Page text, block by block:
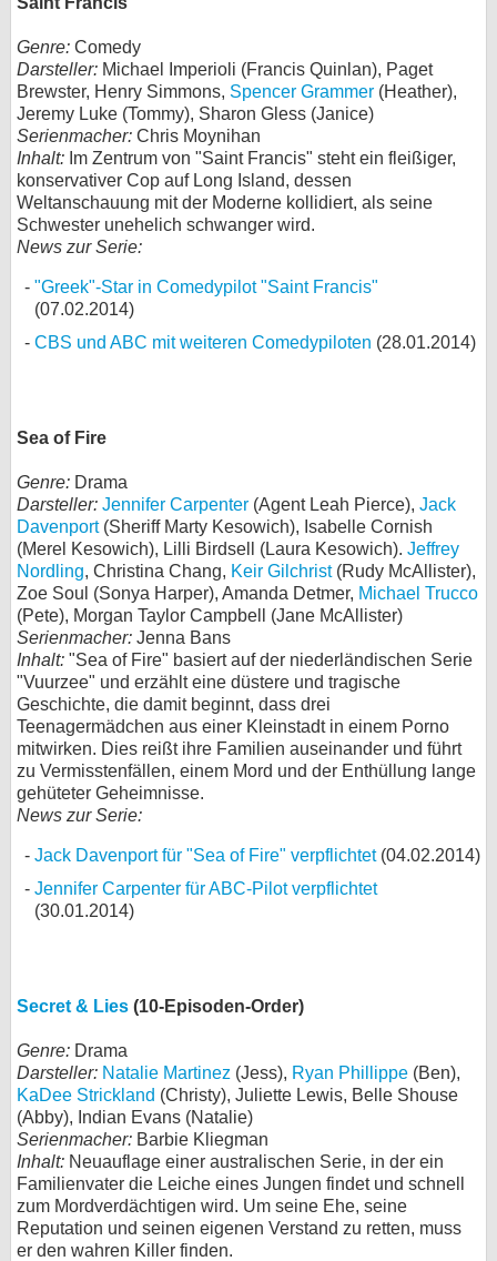
Genre: Comedy
Darsteller: Michael Imperioli (Francis Quinlan), Paget
Brewster, Henry Simmons, Spencer Grammer (Heather),
Jeremy Luke (Tommy), Sharon Gless (Janice)
Serienmacher: Chris Moynihan
Inhalt: Im Zentrum von "Saint Francis" steht ein fleißiger,
konservativer Cop auf Long Island, dessen
Weltanschauung mit der Moderne kollidiert, als seine
Schwester unehelich schwanger wird.
News zur Serie:
"Greek"-Star in Comedypilot "Saint Francis"
(07.02.2014)
CBS und ABC mit weiteren Comedypiloten (28.01.2014)
Sea of Fire
Genre: Drama
Darsteller: Jennifer Carpenter (Agent Leah Pierce), Jack
Davenport(Sheriff Marty Kesowich), Isabelle Cornish
(Merel Kesowich), Lilli Birdsell (Laura Kesowich). Jeffrey
Nordling, Christina Chang, Keir Gilchrist(Rudy McAllister),
Zoe Soul (Sonya Harper), Amanda Detmer, Michael Trucco
(Pete), Morgan Taylor Campbell (Jane McAllister)
Serienmacher: Jenna Bans
Inhalt: "Sea of Fire" basiert auf der niederländischen Serie
"Vuurzee" und erzählt eine düstere und tragische
Geschichte, die damit beginnt, dass drei
Teenagermädchen aus einer Kleinstadt in einem Porno
mitwirken. Dies reißt ihre Familien auseinander und führt
zu Vermisstenfällen, einem Mord und der Enthüllung lange
gehüteter Geheimnisse.
News zur Serie:
Jack Davenport für "Sea of Fire" verpflichtet(04.02.2014)
Jennifer Carpenter für ABC-Pilot verpflichtet
(30.01.2014)
Secret & Lies (10-Episoden-Order)
Genre: Drama
Darsteller: Natalie Martinez (Jess), Ryan Phillippe (Ben),
KaDee Strickland (Christy), Juliette Lewis, Belle Shouse
(Abby), Indian Evans (Natalie)
Serienmacher: Barbie Kliegman
Inhalt: Neuauflage einer australischen Serie, in der ein
Familienvater die Leiche eines Jungen findet und schnell
zum Mordverdächtigen wird. Um seine Ehe, seine
Reputation und seinen eigenen Verstand zu retten, muss
er den wahren Killer finden.